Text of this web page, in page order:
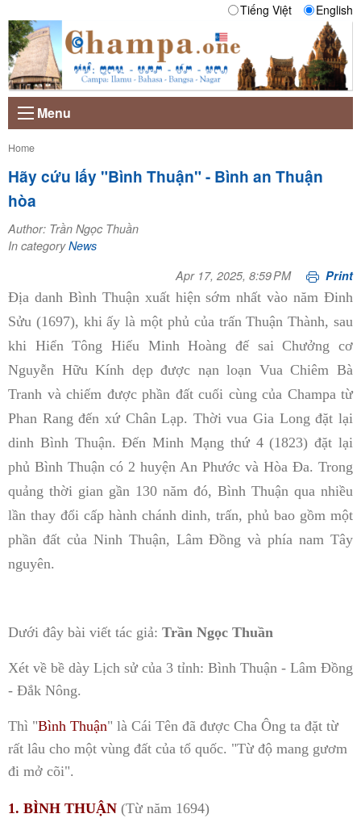
Tiếng Việt English
Menu
Current:
Home
Hãy cứu lấy "Bình Thuận" - Bình an Thuận
hòa
Author: Trần Ngọc Thuần
In categoryNews
Apr 17, 2025, 8:59 PM
Print
Địa danh Bình Thuận xuất hiện sớm nhất vào năm Đinh
Sửu (1697), khi ấy là một phủ của trấn Thuận Thành, sau
khi Hiển Tông Hiếu Minh Hoàng đế sai Chưởng cơ
Nguyễn Hữu Kính dẹp được nạn loạn Vua Chiêm Bà
Tranh và chiếm được phần đất cuối cùng của Champa từ
Phan Rang đến xứ Chân Lạp. Thời vua Gia Long đặt lại
dinh Bình Thuận. Đến Minh Mạng thứ 4 (1823) đặt lại
phủ Bình Thuận có 2 huyện An Phước và Hòa Đa. Trong
quảng thời gian gần 130 năm đó, Bình Thuận qua nhiều
lần thay đổi cấp hành chánh dinh, trấn, phủ bao gồm một
phần đất của Ninh Thuận, Lâm Đồng và phía nam Tây
nguyên.
Dưới đây bài viết tác giả: Trần Ngọc Thuần
Xét về bề dày Lịch sử của 3 tỉnh: Bình Thuận - Lâm Đồng
- Đắk Nông.
Thì "Bình Thuận" là Cái Tên đã được Cha Ông ta đặt từ
rất lâu cho một vùng đất của tổ quốc. "Từ độ mang gươm
đi mở cõi".
1. BÌNH THUẬN (Từ năm 1694)